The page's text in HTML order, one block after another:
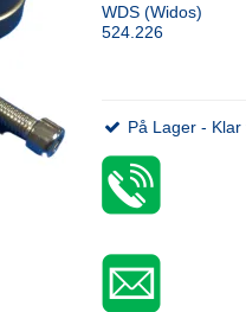
WDS (Widos)
524.226
På Lager -